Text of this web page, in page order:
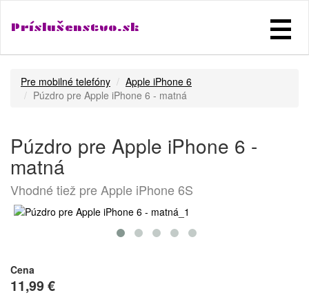
Príslušenstvo.sk
Pre mobilné telefóny
Apple iPhone 6
Púzdro pre Apple iPhone 6 - matná
Púzdro pre Apple iPhone 6 -
matná
Vhodné tiež pre Apple iPhone 6S
Cena
11,99 €